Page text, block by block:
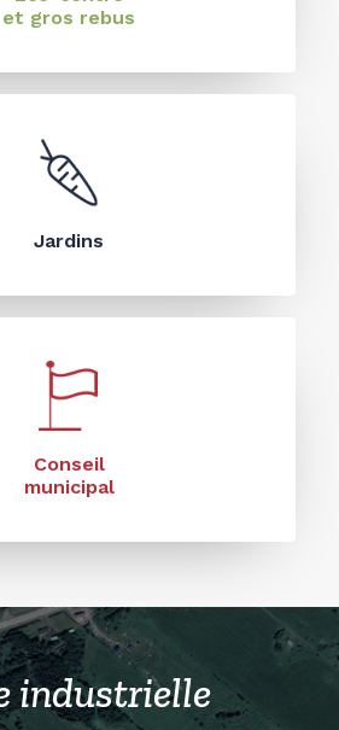
et gros rebus
Jardins
Conseil
municipal
industrielle